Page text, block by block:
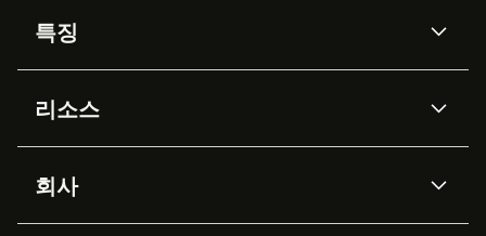
특징
Zendesk AI
Advanced Data Privacy &
Protection
지식창고
리소스
API & 개발자
AI 리서치
이벤트 & 웨비나
회사